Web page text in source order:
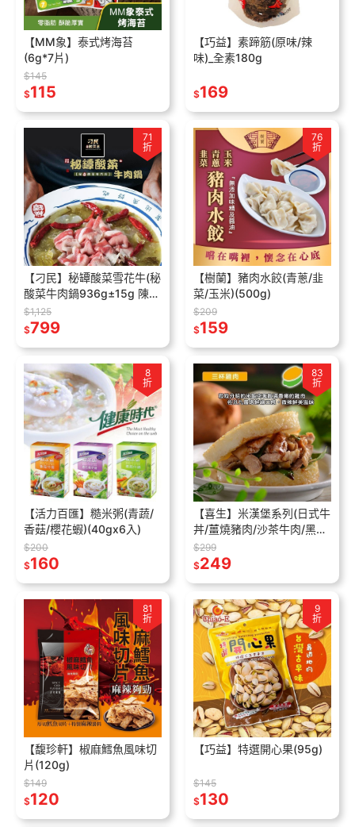
【MM象】泰式烤海苔
(6g*7片)
$145
$115
【巧益】素蹄筋(原味/辣
味)_全素180g
$169
71
折
【刁民】秘罈酸菜雪花牛(秘
酸菜牛肉鍋936g±15g 陳皮
神茶16g±9%)
$1,125
$799
76
折
【樹蘭】豬肉水餃(青蔥/韭
菜/玉米)(500g)
$209
$159
8
折
【活力百匯】糙米粥(青蔬/
香菇/櫻花蝦)(40gx6入)
$200
$160
83
折
【喜生】米漢堡系列(日式牛
丼/薑燒豬肉/沙茶牛肉/黑胡
椒豬肉/三杯雞/什錦鮮蔬)
(160gx3入/盒)
$299
$249
81
折
【馥珍軒】椒麻鱈魚風味切
片(120g)
$149
$120
9
折
【巧益】特選開心果(95g)
$145
$130